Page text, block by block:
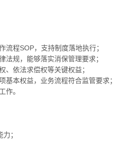
程SOP，支持制度落地执行；
规，能够落实消保管理要求；
依法求偿权等关键权益；
本权益，业务流程符合监管要求；
作。
；